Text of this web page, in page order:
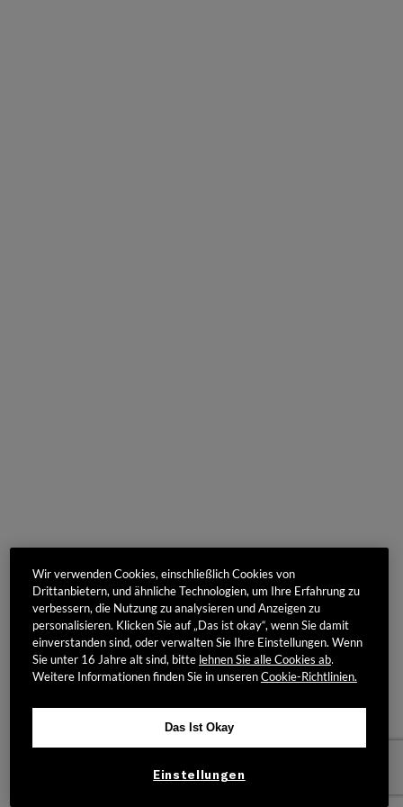
Wir verwenden Cookies, einschließlich Cookies von
Drittanbietern, und ähnliche Technologien, um Ihre Erfahrung zu
verbessern, die Nutzung zu analysieren und Anzeigen zu
personalisieren. Klicken Sie auf „Das ist okay“, wenn Sie damit
einverstanden sind, oder verwalten Sie Ihre Einstellungen. Wenn
Sie unter 16 Jahre alt sind, bitte lehnen Sie alle Cookies ab.
Weitere Informationen finden Sie in unserenCookie-Richtlinien.
Das Ist Okay
Einstellungen